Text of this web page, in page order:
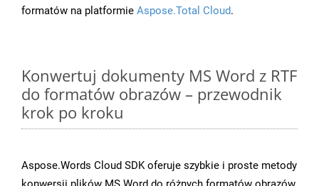
formatów na platformie Aspose.Total Cloud.
Konwertuj dokumenty MS Word z RTF
do formatów obrazów – przewodnik
krok po kroku
Aspose.Words Cloud SDK oferuje szybkie i proste metody